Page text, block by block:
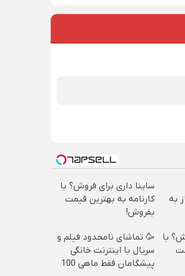
به
ساینا داری برای فروش؟ با
کارنامه به بهترین قیمت
بفروش!
با
🥳 تماشای نامحدود فیلم و
سریال با اینترنت خانگی
پیشگامان فقط ماهی 100